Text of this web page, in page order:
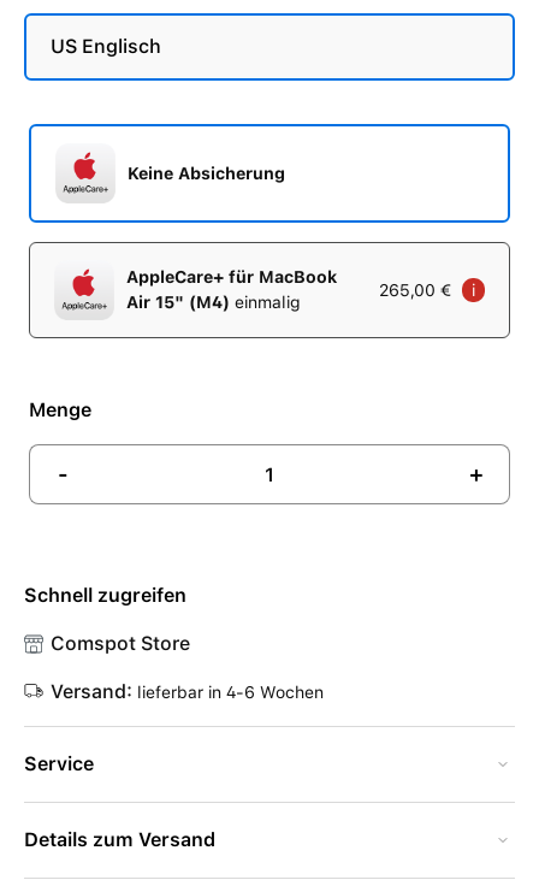
US Englisch
Keine Absicherung
AppleCare+ für MacBook
Air 15" (M4) einmalig
265,00 € i
Menge
- +
Schnell zugreifen
Comspot Store
Versand: lieferbar in 4-6 Wochen
Service
Details zum Versand